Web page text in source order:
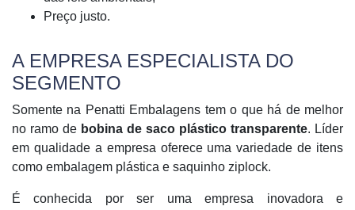
Preço justo.
A EMPRESA ESPECIALISTA DO
SEGMENTO
Somente na Penatti Embalagens tem o que há de melhor
no ramo de bobina de saco plástico transparente. Líder
em qualidade a empresa oferece uma variedade de itens
como embalagem plástica e saquinho ziplock.
É conhecida por ser uma empresa inovadora e